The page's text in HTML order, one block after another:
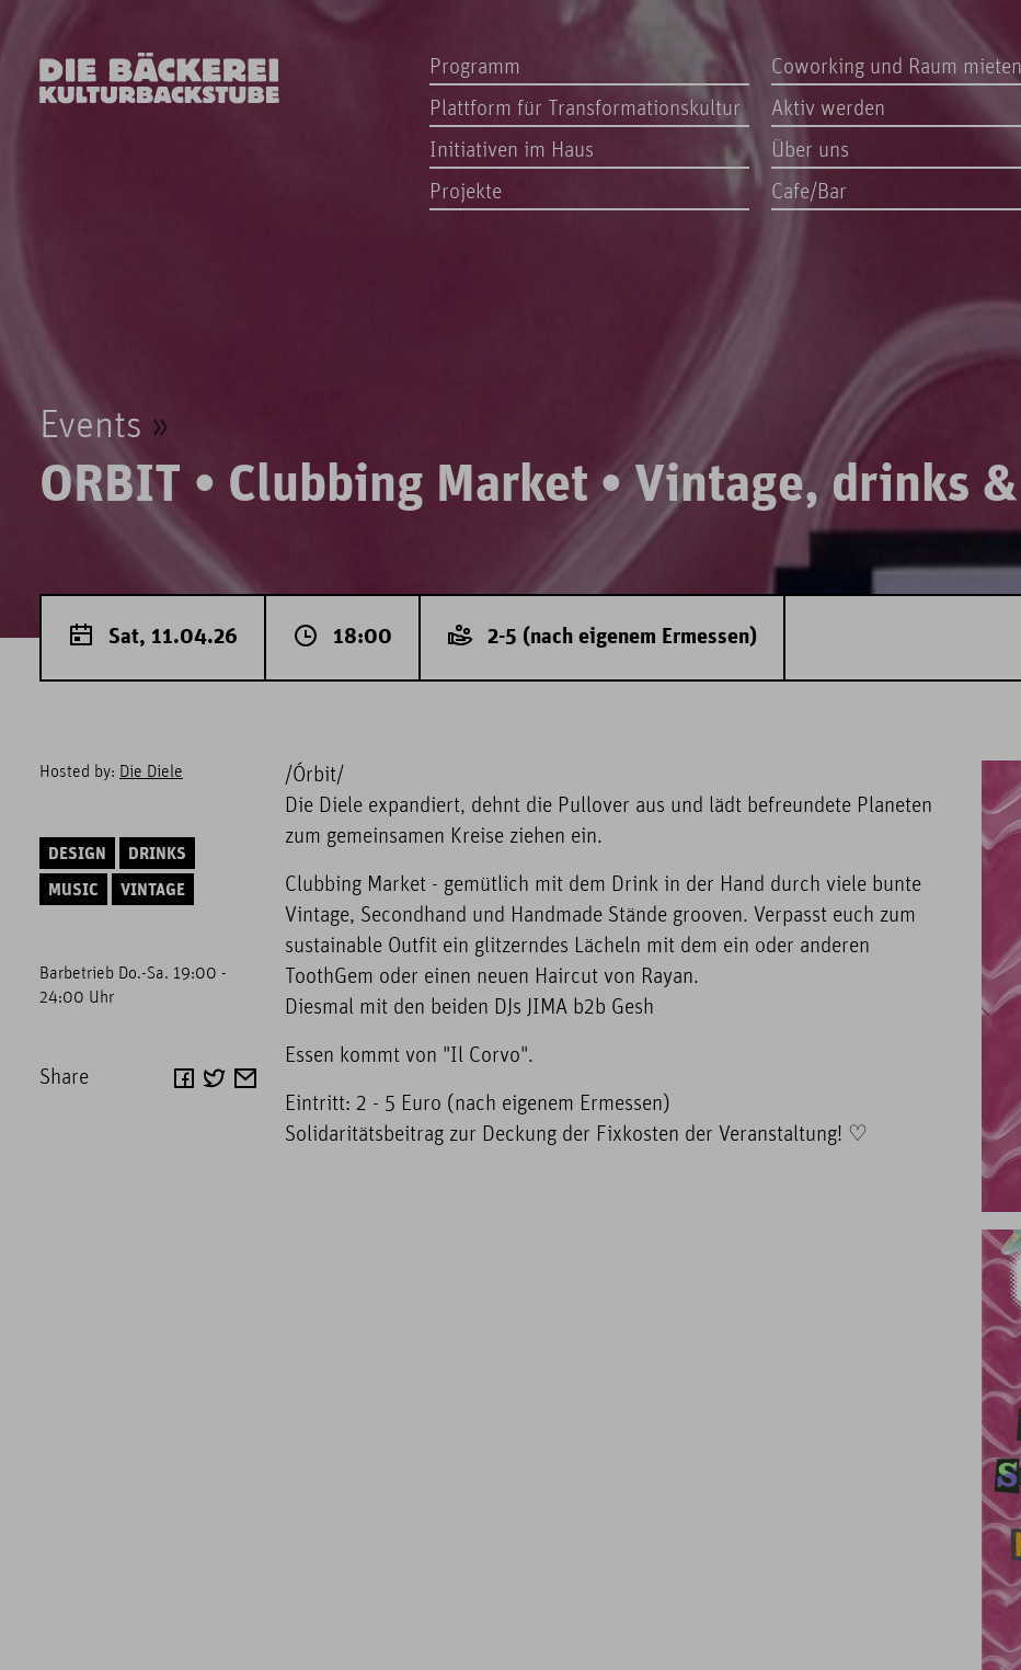
Programm
Plattform für Transformationskultur
Initiativen im Haus
Projekte
Coworking und Raum mieten
Aktiv werden
Über uns
Cafe/Bar
Events
ORBIT • Clubbing Market • Vintage, drinks
Sat, 11.04.26 18:00 2-5 (nach eigenem Ermessen)
Hosted by: Die Diele
DESIGN
DRINKS
MUSIC
VINTAGE
Barbetrieb Do.-Sa. 19:00 -
24:00 Uhr
Share
/Órbit/
Die Diele expandiert, dehnt die Pullover aus und lädt befreundete Planeten
zum gemeinsamen Kreise ziehen ein.
Clubbing Market - gemütlich mit dem Drink in der Hand durch viele bunte
Vintage, Secondhand und Handmade Stände grooven. Verpasst euch zum
sustainable Outfit ein glitzerndes Lächeln mit dem ein oder anderen
ToothGem oder einen neuen Haircut von Rayan.
Diesmal mit den beiden DJs JIMA b2b Gesh
Essen kommt von "Il Corvo".
Eintritt: 2 - 5 Euro (nach eigenem Ermessen)
Solidaritätsbeitrag zur Deckung der Fixkosten der Veranstaltung! ♡